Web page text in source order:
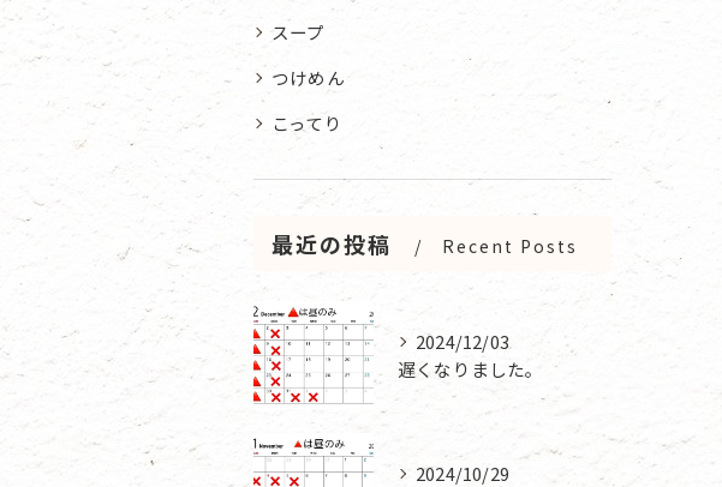
スープ
つけめん
こってり
最近の投稿 Recent Posts
2024/12/03
遅くなりました。
2024/10/29